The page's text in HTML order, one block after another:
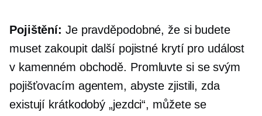
Pojištění: Je pravděpodobné, že si budete
muset zakoupit další pojistné krytí pro událost
v kamenném obchodě. Promluvte si se svým
pojišťovacím agentem, abyste zjistili, zda
existují krátkodobý „jezdci“, můžete se